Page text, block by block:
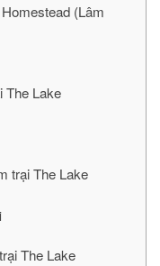
(Lâm
The Lake
trại The Lake
The Lake